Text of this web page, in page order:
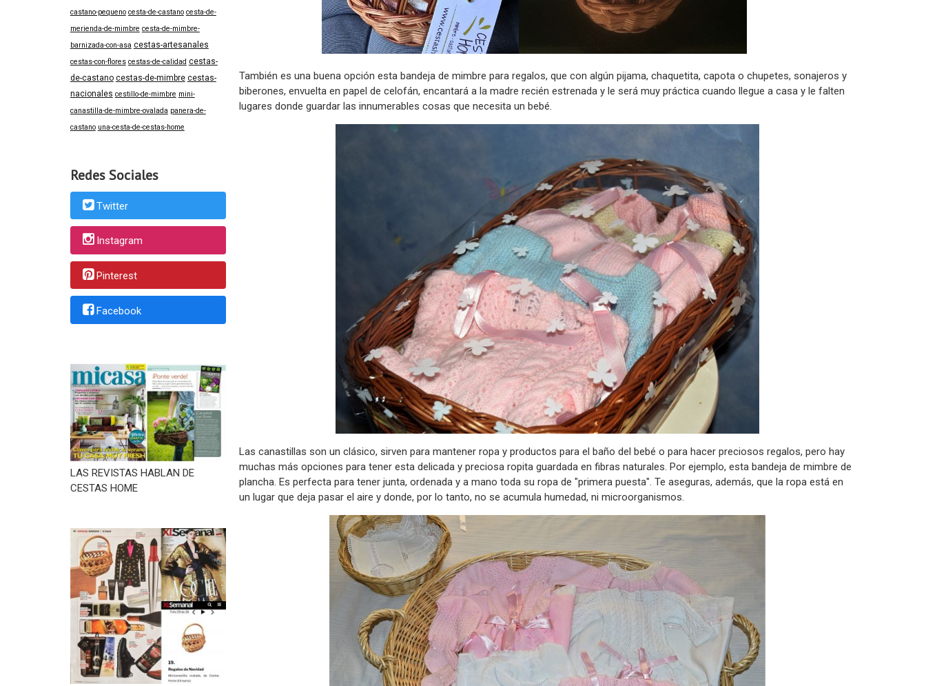
castano-pequeno cesta-de-castano cesta-de-
merienda-de-mimbre cesta-de-mimbre-
barnizada-con-asa cestas-artesanales
cestas-con-flores cestas-de-calidad cestas-
de-castano cestas-de-mimbre cestas-
nacionales cestillo-de-mimbre mini-
canastilla-de-mimbre-ovalada panera-de-
castano una-cesta-de-cestas-home
Redes Sociales
Twitter
Instagram
Pinterest
Facebook
LAS REVISTAS HABLAN DE
CESTAS HOME
También es una buena opción esta bandeja de mimbre para regalos, que con algún pijama, chaquetita, capota o chupetes, sonajeros y
biberones, envuelta en papel de celofán, encantará a la madre recién estrenada y le será muy práctica cuando llegue a casa y le falten
lugares donde guardar las innumerables cosas que necesita un bebé.
Las canastillas son un clásico, sirven para mantener ropa y productos para el baño del bebé o para hacer preciosos regalos, pero hay
muchas más opciones para tener esta delicada y preciosa ropita guardada en fibras naturales. Por ejemplo, esta bandeja de mimbre de
plancha. Es perfecta para tener junta, ordenada y a mano toda su ropa de "primera puesta". Te aseguras, además, que la ropa está en
un lugar que deja pasar el aire y donde, por lo tanto, no se acumula humedad, ni microorganismos.